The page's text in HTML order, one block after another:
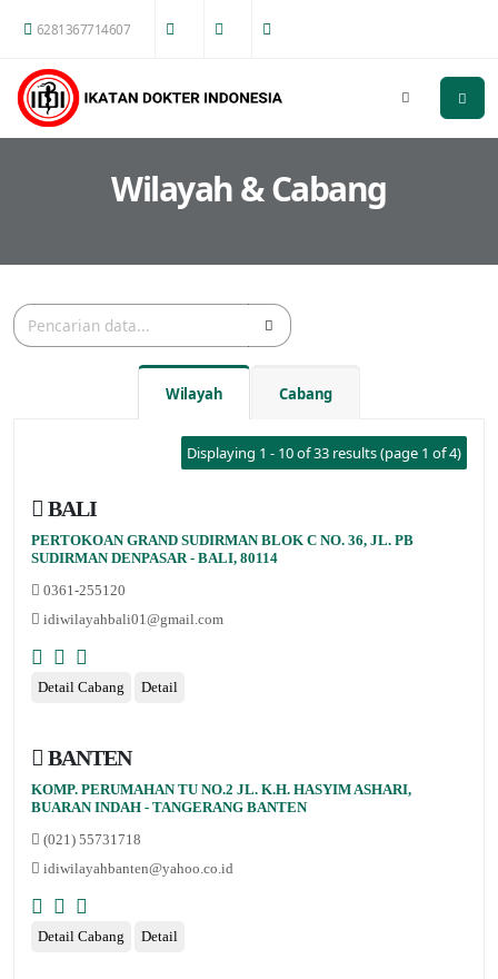
6281367714607
Wilayah & Cabang
Wilayah Cabang
Displaying 1 - 10 of 33 results (page 1 of 4)
BALI
PERTOKOAN GRAND SUDIRMAN BLOK C NO. 36, JL. PB
SUDIRMAN DENPASAR - BALI, 80114
0361-255120
idiwilayahbali01@gmail.com
Detail Cabang Detail
BANTEN
KOMP. PERUMAHAN TU NO.2 JL. K.H. HASYIM ASHARI,
BUARAN INDAH - TANGERANG BANTEN
(021) 55731718
idiwilayahbanten@yahoo.co.id
Detail Cabang Detail